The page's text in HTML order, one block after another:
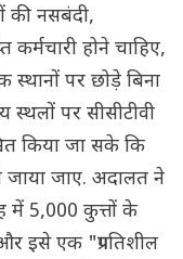
की नसबंदी,
होने चाहिए,
स्थानों पर छोड़े बिना
पर सीसीटीवी
किया जा सके कि
जाया जाए. अदालत ने
में 5,000 कुत्तों के
इसे एक "प्रगतिशील